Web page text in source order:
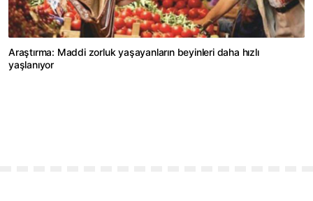
Araştırma: Maddi zorluk yaşayanların beyinleri daha hızlı
yaşlanıyor